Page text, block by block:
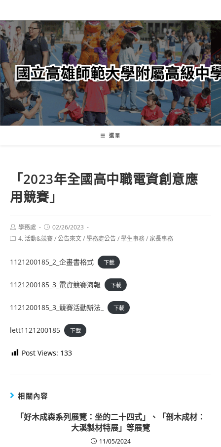
轉
至
主
內
容
選單
「2023年全國高中職電資創意應
用競賽」
Post
author:
學務處
Post
published:
02/26/2023
Post4. 活動&競賽/公告來文/學務處公告/學生事務/ 家長事務
1121200185_2_企畫書格式 下載
1121200185_3_電資競賽海報 下載
1121200185_3_競賽活動辦法_ 下載
lett1121200185 下載
Post Views: 133
相關內容
「好木成森系列展覽：坐的二十四式」、「剖木成材：
大溪製材特展」等展覽
11/05/2024